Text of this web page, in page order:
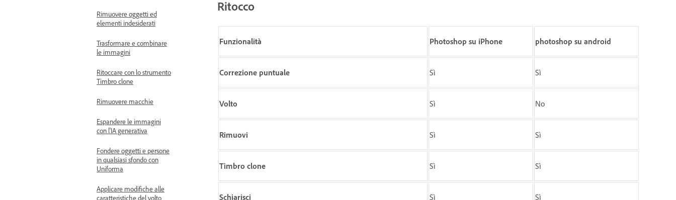
Rimuovere oggetti ed
elementi indesiderati
Trasformare e combinare
le immagini
Ritoccare con lo strumento
Timbro clone
Rimuovere macchie
Espandere le immagini
con l'IA generativa
Fondere oggetti e persone
in qualsiasi sfondo con
Uniforma
Applicare modifiche alle
caratteristiche del volto
Ritocco
Funzionalità Photoshop su iPhone photoshop su android
Correzione puntuale Sì Sì
Volto Sì No
Rimuovi Sì Sì
Timbro clone Sì Sì
Schiarisci Sì Sì